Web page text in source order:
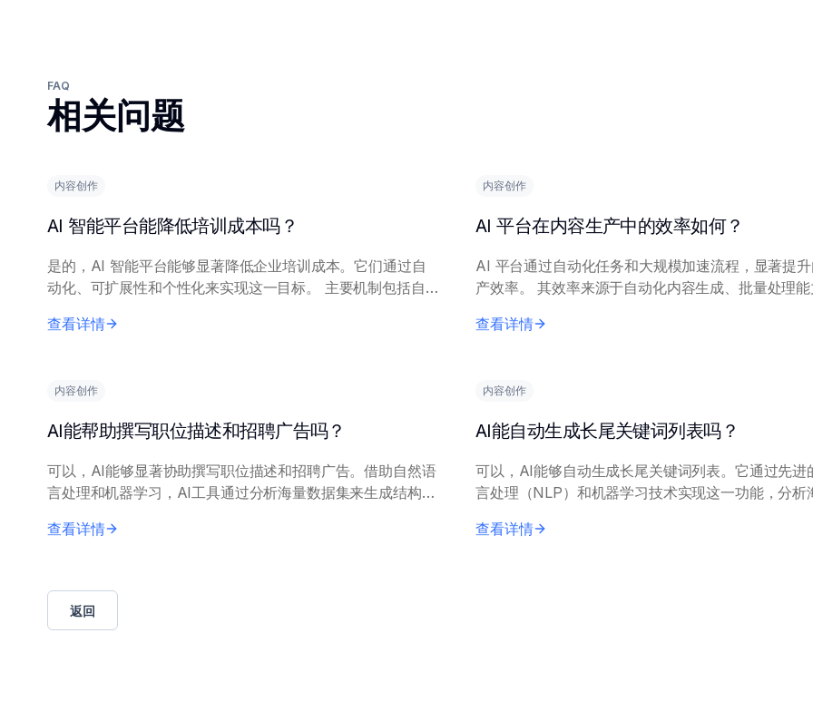
FAQ
相关问题
内容创作
AI 智能平台能降低培训成本吗？
是的，AI 智能平台能够显著降低企业培训成本。它们通过自
动化、可扩展性和个性化来实现这一目标。 主要机制包括自
资源的依赖。AI 平台可以轻松扩展...
查看详情
内容创作
AI 平台在内容生产中的效率如何？
AI 平台通过自动化任务和大规模加速流程，显著提
产效率。 其效率来源于自动化内容生成、批量处理能力和个
和事实核查。在有清晰简报和模板的情...
查看详情
内容创作
AI能帮助撰写职位描述和招聘广告吗？
可以，AI能够显著协助撰写职位描述和招聘广告。借助自然语
言处理和机器学习，AI工具通过分析海量数据集来生成结构清
聘帖子、行业专属语言和技能数据训...
查看详情
内容创作
AI能自动生成长尾关键词列表吗？
可以，AI能够自动生成长尾关键词列表。它通过先进
言处理（NLP）和机器学习技术实现这一功能，分析
组。 AI工具通常需要初始种子关键...
查看详情
返回